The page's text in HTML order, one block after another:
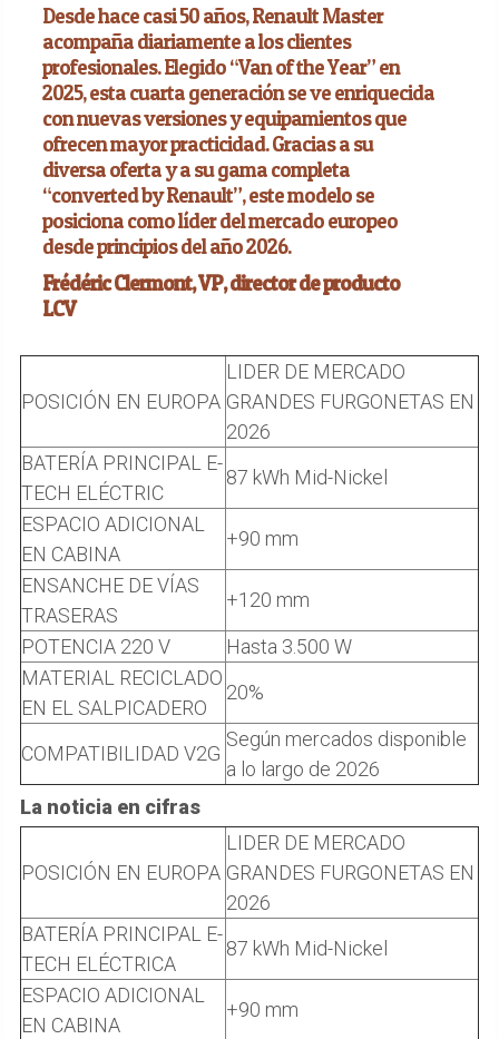
Desde hace casi 50 años, Renault Master
acompaña diariamente a los clientes
profesionales. Elegido “Van of the Year” en
2025, esta cuarta generación se ve enriquecida
con nuevas versiones y equipamientos que
ofrecen mayor practicidad. Gracias a su
diversa oferta y a su gama completa
“converted by Renault”, este modelo se
posiciona como líder del mercado europeo
desde principios del año 2026.
Frédéric Clermont, VP, director de producto
LCV
POSICIÓN EN EUROPA
LIDER DE MERCADO
GRANDES FURGONETAS EN
2026
BATERÍA PRINCIPAL E-
TECH ELÉCTRIC
87 kWh Mid-Nickel
ESPACIO ADICIONAL
EN CABINA
+90 mm
ENSANCHE DE VÍAS
TRASERAS
+120 mm
POTENCIA 220 V
Hasta 3.500 W
MATERIAL RECICLADO
EN EL SALPICADERO
20%
COMPATIBILIDAD V2G
Según mercados disponible
a lo largo de 2026
La noticia en cifras
POSICIÓN EN EUROPA
LIDER DE MERCADO
GRANDES FURGONETAS EN
2026
BATERÍA PRINCIPAL E-
TECH ELÉCTRICA
87 kWh Mid-Nickel
ESPACIO ADICIONAL
EN CABINA
+90 mm